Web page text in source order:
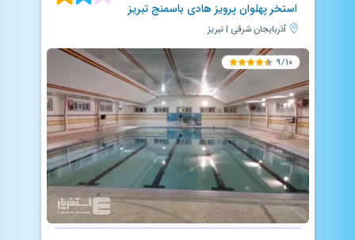
استخر پهلوان پرویز هادی باسمنج تبریز
آذربایجان شرقی | تبریز
۹/۱۰